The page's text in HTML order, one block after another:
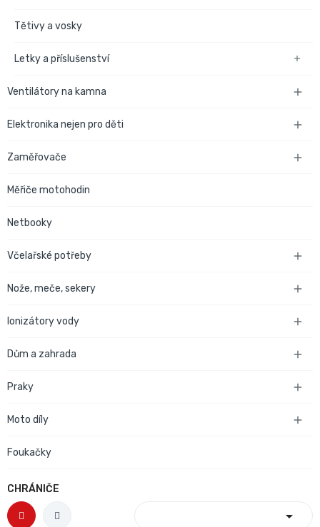
Tětivy a vosky
Letky a příslušenství 
Ventilátory na kamna 
Elektronika nejen pro děti 
Zaměřovače 
Měřiče motohodin
Netbooky
Včelařské potřeby 
Nože, meče, sekery 
Ionizátory vody 
Dům a zahrada 
Praky 
Moto díly 
Foukačky
CHRÁNIČE
